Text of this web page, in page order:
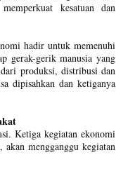
kesatuan dan
hadir untuk memenuhi
gerak-gerik manusia yang
produksi, distribusi dan
dipisahkan dan ketiganya
Ketiga kegiatan ekonomi
mengganggu kegiatan